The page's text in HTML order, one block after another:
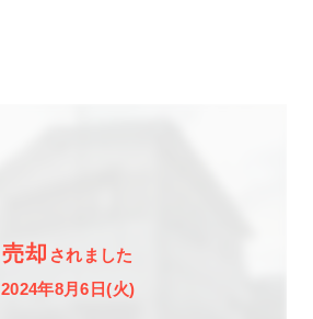
売却 されました
2024年8月6日(火)